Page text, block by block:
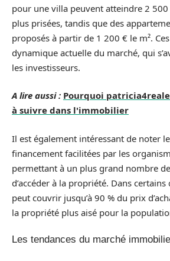
pour une villa peuvent atteindre 2 500
plus prisées, tandis que des
proposés à partir de 1 200 € le m².
dynamique actuelle du marché, qui
les investisseurs.
A lire aussi : Pourquoi
à suivre dans l'immobilier
Il est également intéressant de noter
financement facilitées par les
permettant à un plus grand nombre
d’accéder à la propriété. Dans
peut couvrir jusqu’à 90 % du prix
la propriété plus aisé pour la
Les tendances du marché